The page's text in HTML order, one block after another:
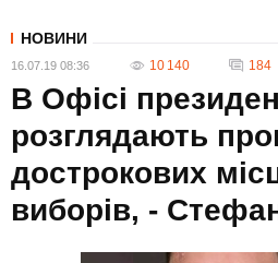
НОВИНИ
16.07.19 08:36 10 140 184
В Офісі
розглядають
дострокових
виборів, -